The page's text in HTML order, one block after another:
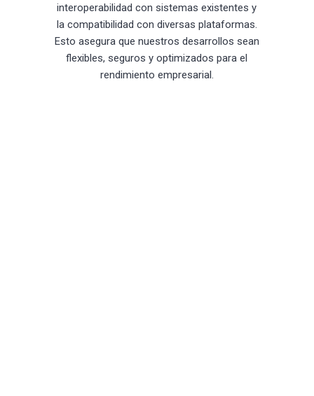
interoperabilidad con sistemas existentes y
la compatibilidad con diversas plataformas.
Esto asegura que nuestros desarrollos sean
flexibles, seguros y optimizados para el
rendimiento empresarial.